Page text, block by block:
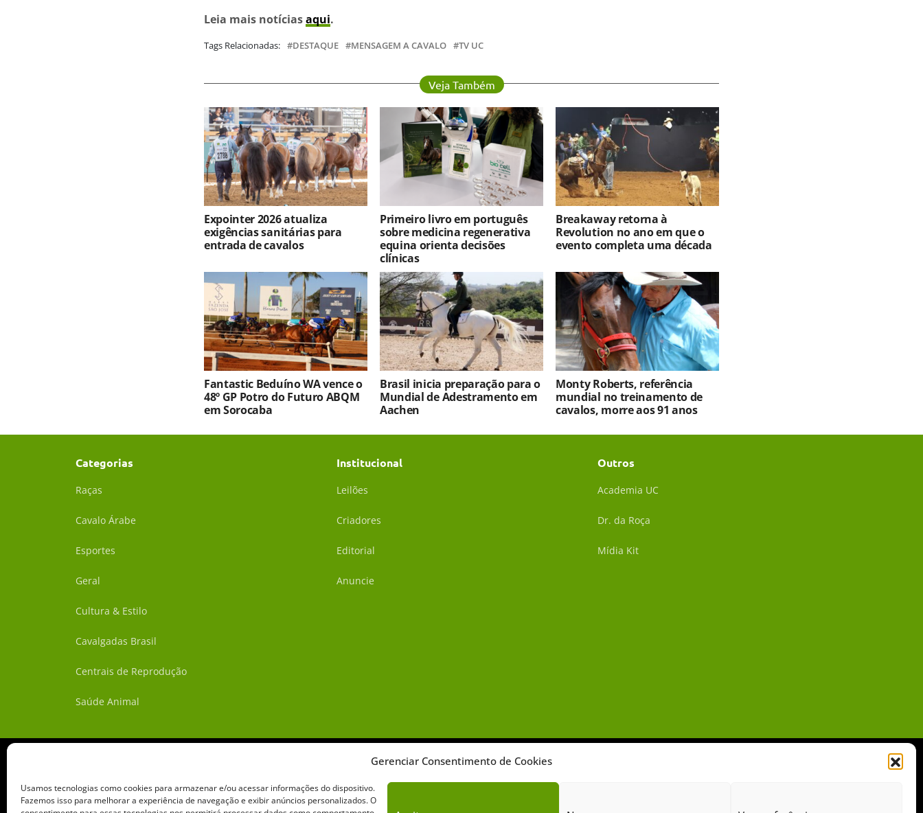
Gerenciar Consentimento de Cookies
Usamos tecnologias como cookies para armazenar e/ou acessar informações do dispositivo.
Fazemos isso para melhorar a experiência de navegação e exibir anúncios personalizados. O
Leia mais notíciasaqui.
Tags Relacionadas: DESTAQUE MENSAGEM A CAVALO TV UC
Veja Também
Expointer 2026 atualiza
exigências sanitárias para
entrada de cavalos
Primeiro livro em português
sobre medicina regenerativa
equina orienta decisões
clínicas
Breakaway retorna à
Revolution no ano em que o
evento completa uma década
Fantastic Beduíno WA vence o
48º GP Potro do Futuro ABQM
em Sorocaba
Brasil inicia preparação para o
Mundial de Adestramento em
Aachen
Monty Roberts, referência
mundial no treinamento de
cavalos, morre aos 91 anos
Categorias
Raças
Cavalo Árabe
Esportes
Geral
Cultura & Estilo
Cavalgadas Brasil
Centrais de Reprodução
Saúde Animal
Institucional
Leilões
Criadores
Editorial
Anuncie
Outros
Academia UC
Dr. da Roça
Mídia Kit